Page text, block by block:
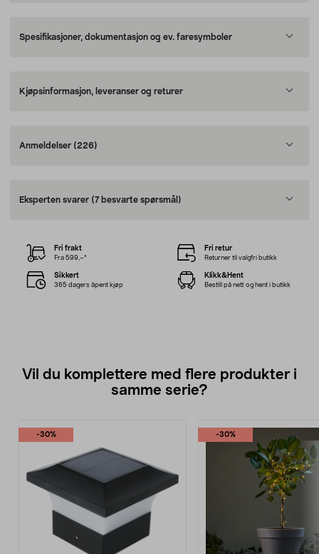
Spesifikasjoner, dokumentasjon og ev. faresymboler
Kjøpsinformasjon, leveranser og returer
Anmeldelser (226)
Eksperten svarer (7 besvarte spørsmål)
Fri frakt
Fra 599,–*
Fri retur
Returner til valgfri butikk
Sikkert
365 dagers åpent kjøp
Klikk&Hent
Bestill på nett og hent i butikk
Vil du komplettere med flere produkter i
samme serie?
-30% -30%